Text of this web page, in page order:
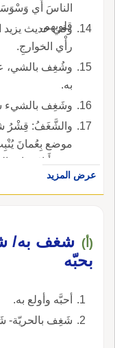
الناسَ أَي
قلوبهم.
وفي حديث يزيد
رأْي الخوارجِ.
وشُغِف بالشي،
به.
وشَغِف بالشيء
والشَّغَفُ: قِشْرُ
موضع بِعُمانَ
حتى أَناخَ بذاتِ
وُسْعٌ ومُضْطَرَب.عرض المزيد
(أ) شغف به/
بحبّه
أحبَّه وأولع به.
شَغِف بالحريّة-